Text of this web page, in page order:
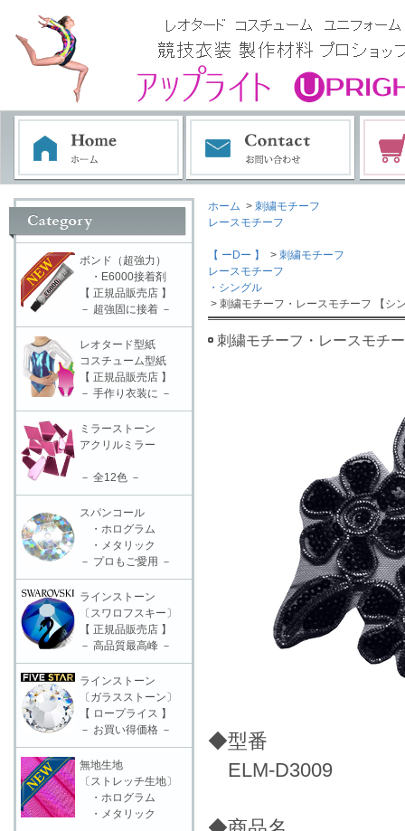
ホーム > 刺繍モチーフ
レースモチーフ
【 ーDー 】 > 刺繍モチーフ
レースモチーフ
・シングル
> 刺繍モチーフ・レースモチーフ 【シ
刺繍モチーフ・レースモチ
◆型番
ELM-D3009
ボンド（超強力）
・E6000接着剤
【 正規品販売店 】
－ 超強固に接着 －
レオタード型紙
コスチューム型紙
【 正規品販売店 】
－ 手作り衣装に －
ミラーストーン
アクリルミラー
－ 全12色 －
スパンコール
・ホログラム
・メタリック
－ プロもご愛用 －
ラインストーン
〔スワロフスキー〕
【 正規品販売店 】
－ 高品質最高峰 －
ラインストーン
〔ガラスストーン〕
【 ロープライス 】
－ お買い得価格 －
無地生地
〔ストレッチ生地〕
・ホログラム
・メタリック